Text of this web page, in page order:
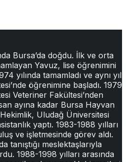
Bursa’da doğdu. İlk ve orta
Yavuz, lise öğrenimini
yılında tamamladı ve aynı yıl
öğrenimine başladı. 1979
Veteriner Fakültesi’nden
ayına kadar Bursa Hayvan
Uludağ Üniversitesi
yaptı. 1983-1988 yılları
ve işletmesinde görev aldı.
tanıştığı meslektaşlarıyla
1988-1998 yılları arasında